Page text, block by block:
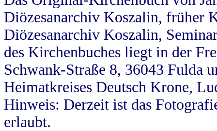
Diözesanarchiv Koszalin, früher
Diözesanarchiv Koszalin,
des Kirchenbuches liegt in der
Schwank-Straße 8, 36043 Fulda
Heimatkreises Deutsch Krone,
Hinweis: Derzeit ist das
erlaubt.